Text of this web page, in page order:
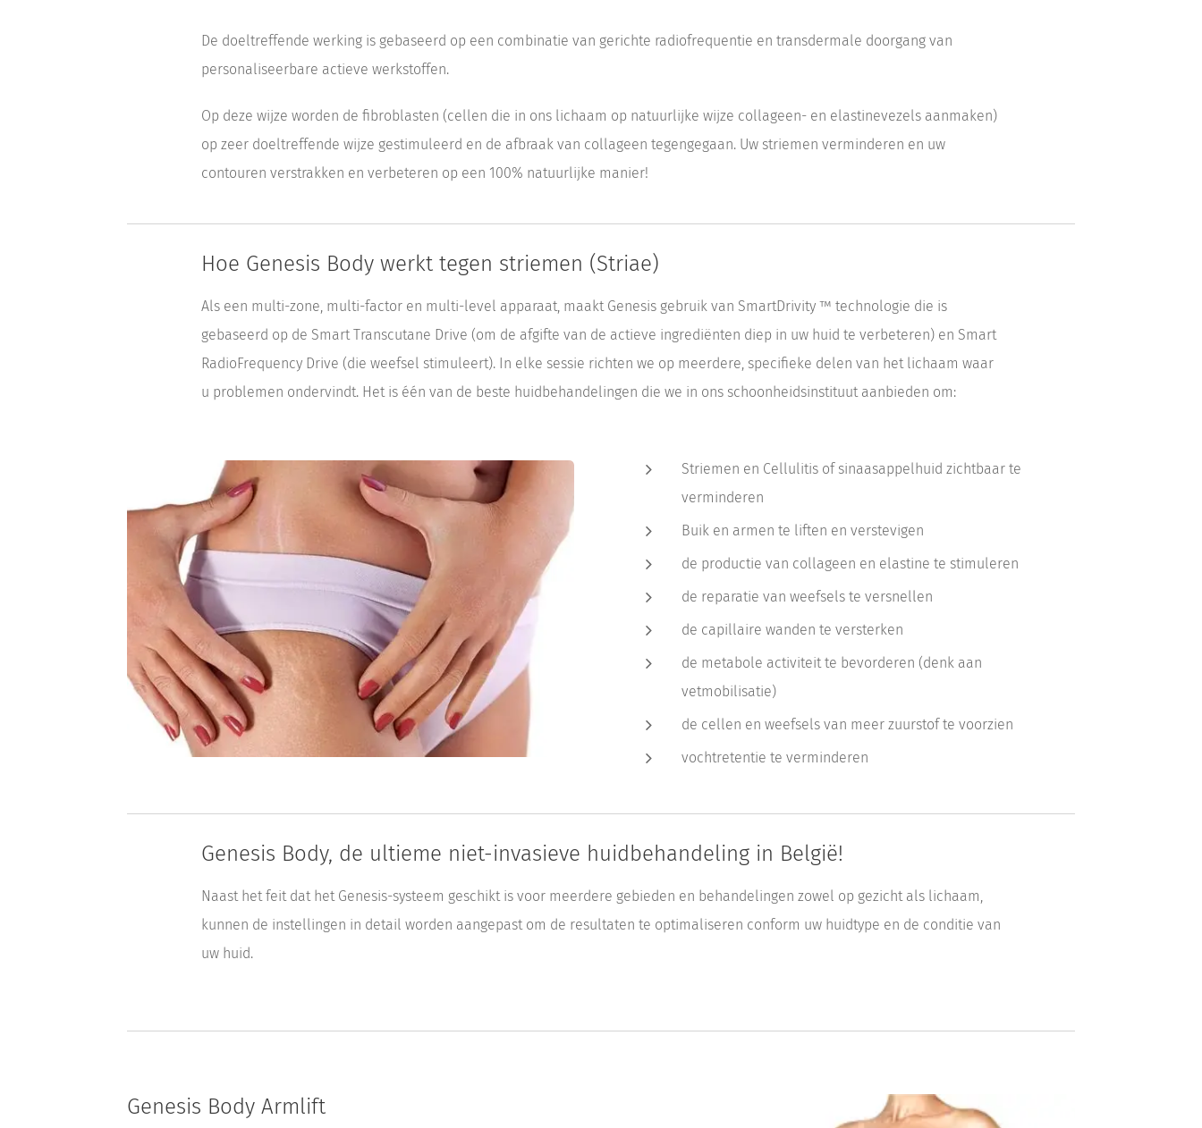
De doeltreffende werking is gebaseerd op een combinatie van gerichte radiofrequentie en transdermale doorgang van
personaliseerbare actieve werkstoffen.
Op deze wijze worden de fibroblasten (cellen die in ons lichaam op natuurlijke wijze collageen- en elastinevezels aanmaken)
op zeer doeltreffende wijze gestimuleerd en de afbraak van collageen tegengegaan. Uw striemen verminderen en uw
contouren verstrakken en verbeteren op een 100% natuurlijke manier!
Hoe Genesis Body werkt tegen striemen (Striae)
Als een multi-zone, multi-factor en multi-level apparaat, maakt Genesis gebruik van SmartDrivity ™ technologie die is
gebaseerd op de Smart Transcutane Drive (om de afgifte van de actieve ingrediënten diep in uw huid te verbeteren) en Smart
RadioFrequency Drive (die weefsel stimuleert). In elke sessie richten we op meerdere, specifieke delen van het lichaam waar
u problemen ondervindt. Het is één van de beste huidbehandelingen die we in ons schoonheidsinstituut aanbieden om:
Striemen en Cellulitis of sinaasappelhuid zichtbaar te
verminderen
Buik en armen te liften en verstevigen
de productie van collageen en elastine te stimuleren
de reparatie van weefsels te versnellen
de capillaire wanden te versterken
de metabole activiteit te bevorderen (denk aan
vetmobilisatie)
de cellen en weefsels van meer zuurstof te voorzien
vochtretentie te verminderen
Genesis Body, de ultieme niet-invasieve huidbehandeling in België!
Naast het feit dat het Genesis-systeem geschikt is voor meerdere gebieden en behandelingen zowel op gezicht als lichaam,
kunnen de instellingen in detail worden aangepast om de resultaten te optimaliseren conform uw huidtype en de conditie van
uw huid.
Genesis Body Armlift